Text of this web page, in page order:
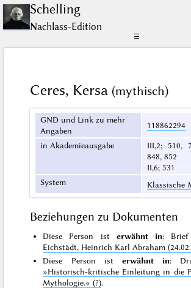
Schelling
Nachlass-Edition
☰
Ceres, Kersa (mythisch)
GND und Link zu mehr
Angaben
118862294
in Akademieausgabe
III,2; 510,
848, 852
II,6; 531
System
Klassische
Beziehungen zu Dokumenten
Diese Person ist erwähnt in: Brief
Eichstädt, Heinrich Karl Abraham
Diese Person ist erwähnt in:
»Historisch-kritische Einleitung in die
Mythologie.« (?).